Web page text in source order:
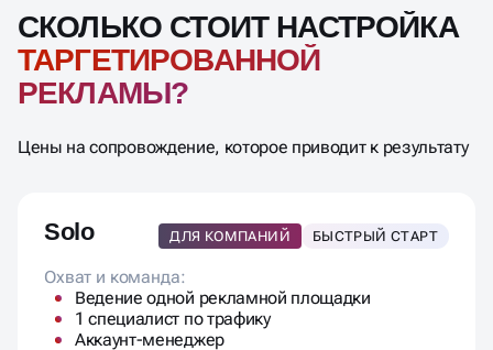
СКОЛЬКО СТОИТ НАСТРОЙКА
ТАРГЕТИРОВАННОЙ
РЕКЛАМЫ?
Цены на сопровождение, которое приводит к результату
Solo ДЛЯ КОМПАНИЙ БЫСТРЫЙ СТАРТ
Охват и команда:
Ведение одной рекламной площадки
1 специалист по трафику
Аккаунт-менеджер